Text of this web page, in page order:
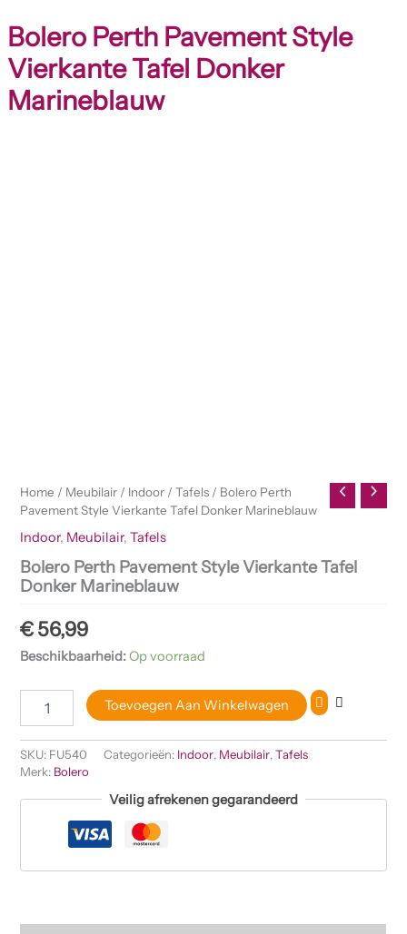
Bolero Perth Pavement Style
Vierkante Tafel Donker
Marineblauw
Home / Meubilair / Indoor /Tafels / Bolero Perth
Pavement Style Vierkante Tafel Donker Marineblauw
Indoor, Meubilair,Tafels
Bolero Perth Pavement Style Vierkante Tafel
Donker Marineblauw
€56,99
Beschikbaarheid:Op voorraad
Toevoegen Aan Winkelwagen
SKU: FU540 Categorieën: Indoor, Meubilair,Tafels
Merk: Bolero
Veilig afrekenen gegarandeerd